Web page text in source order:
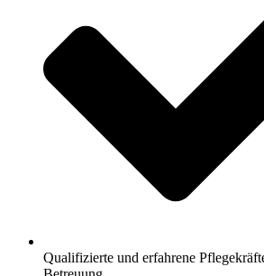
Qualifizierte und erfahrene